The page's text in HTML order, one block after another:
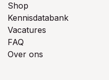
Shop
Kennisdatabank
Vacatures
FAQ
Over ons